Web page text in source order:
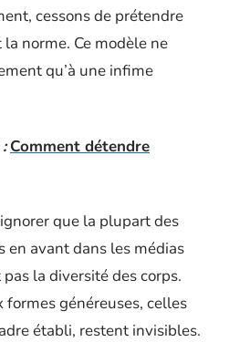
cessons de prétendre
norme. Ce modèle ne
qu’à une infime
Comment détendre
que la plupart des
en avant dans les médias
la diversité des corps.
formes généreuses, celles
établi, restent invisibles.